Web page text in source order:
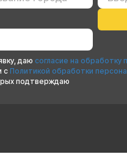
даю согласие на обработку
сПолитикой обработки
подтверждаю